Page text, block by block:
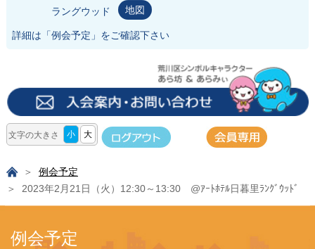
ラングウッド
地図
詳細は「例会予定 」をご確認下さい
文字の大きさ 小 大
例会予定
2023年2月21日（火）12:30～13:30 @ｱｰﾄﾎﾃﾙ日暮里ﾗﾝｸﾞｳｯﾄﾞ
例会予定